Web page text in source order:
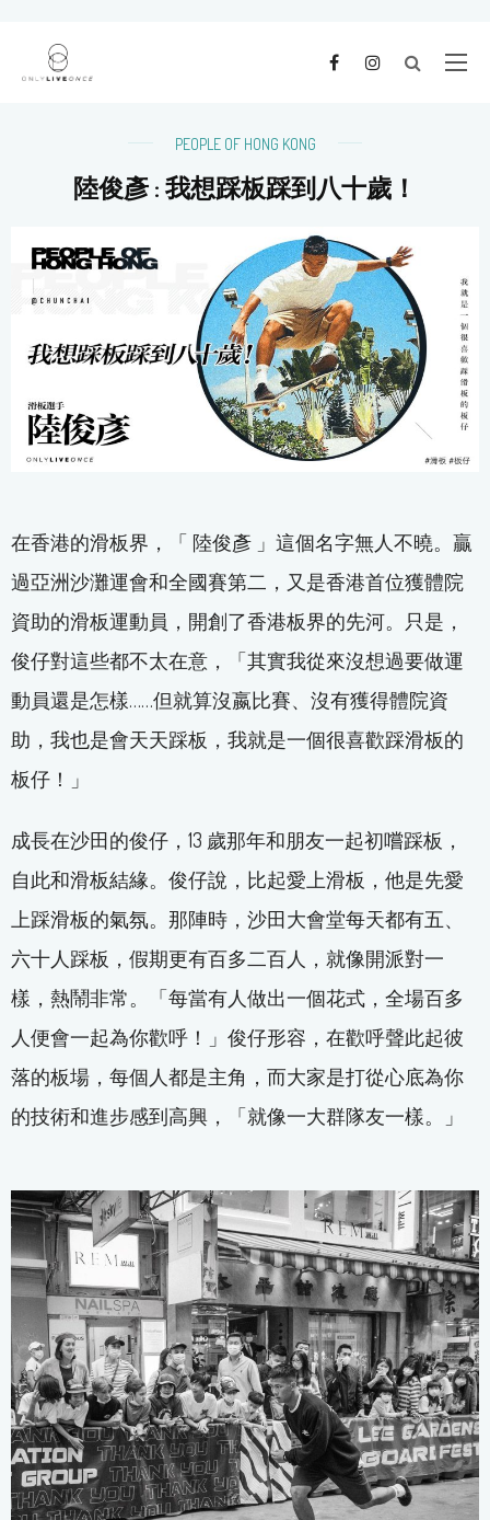
PEOPLE OF HONG KONG
陸俊彥 : 我想踩板踩到八十歲！
在香港的滑板界，「 陸俊彥 」這個名字無人不曉。贏
過亞洲沙灘運會和全國賽第二，又是香港首位獲體院
資助的滑板運動員，開創了香港板界的先河。只是，
俊仔對這些都不太在意，「其實我從來沒想過要做運
動員還是怎樣……但就算沒嬴比賽、沒有獲得體院資
助，我也是會天天踩板，我就是一個很喜歡踩滑板的
板仔！」
成長在沙田的俊仔，13 歲那年和朋友一起初嚐踩板，
自此和滑板結緣。俊仔說，比起愛上滑板，他是先愛
上踩滑板的氣氛。那陣時，沙田大會堂每天都有五、
六十人踩板，假期更有百多二百人，就像開派對一
樣，熱鬧非常。「每當有人做出一個花式，全場百多
人便會一起為你歡呼！」俊仔形容，在歡呼聲此起彼
落的板場，每個人都是主角，而大家是打從心底為你
的技術和進步感到高興，「就像一大群隊友一樣。」